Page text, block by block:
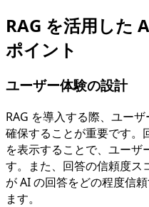
RAG を活用した
ポイント
ユーザー体験の設計
RAG を導入する際、ユー
確保することが重要です。
を表示することで、ユーザ
す。また、回答の信頼度ス
が AI の回答をどの程度信
ます。